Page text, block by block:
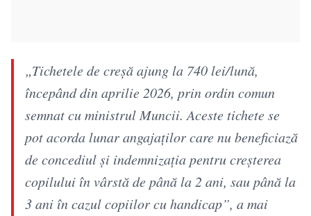
„Tichetele de creşă ajung la 740 lei/lună,
începând din aprilie 2026, prin ordin comun
semnat cu ministrul Muncii. Aceste tichete se
pot acorda lunar angajaţilor care nu beneficiază
de concediul şi indemnizaţia pentru creşterea
copilului în vârstă de până la 2 ani, sau până la
3 ani în cazul copiilor cu handicap”, a mai